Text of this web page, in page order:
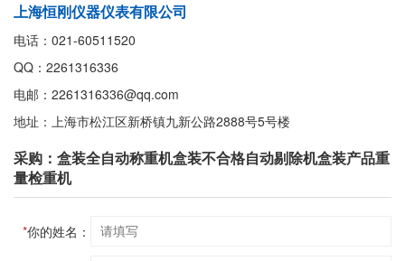
上海恒刚仪器仪表有限公司
电话：021-60511520
QQ：2261316336
电邮：2261316336@qq.com
地址：上海市松江区新桥镇九新公路2888号5号楼
采购：盒装全自动称重机盒装不合格自动剔除机盒装产品重
量检重机
*你的姓名：